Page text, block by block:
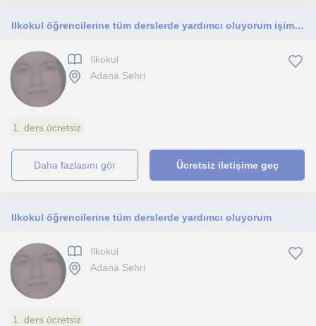
Ilkokul öğrencilerine tüm derslerde yardımcı oluyorum işimi çok seviyorum
Ilkokul
Adana Sehri
1. ders ücretsiz
daha fazlasını gör Ücretsiz iletişime geç
Ilkokul öğrencilerine tüm derslerde yardımcı oluyorum
Ilkokul
Adana Sehri
1. ders ücretsiz